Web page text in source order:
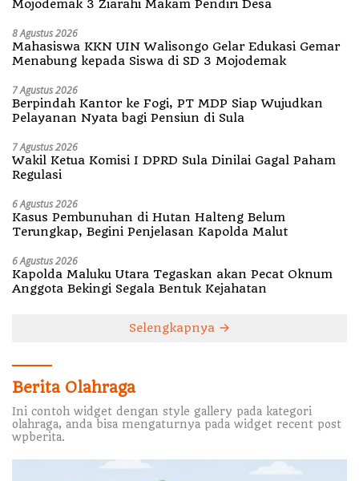
Mojodemak 3 Ziarahi Makam Pendiri Desa
8 Agustus 2026
Mahasiswa KKN UIN Walisongo Gelar Edukasi Gemar
Menabung kepada Siswa di SD 3 Mojodemak
7 Agustus 2026
Berpindah Kantor ke Fogi, PT MDP Siap Wujudkan
Pelayanan Nyata bagi Pensiun di Sula
7 Agustus 2026
Wakil Ketua Komisi I DPRD Sula Dinilai Gagal Paham
Regulasi
6 Agustus 2026
Kasus Pembunuhan di Hutan Halteng Belum
Terungkap, Begini Penjelasan Kapolda Malut
6 Agustus 2026
Kapolda Maluku Utara Tegaskan akan Pecat Oknum
Anggota Bekingi Segala Bentuk Kejahatan
Selengkapnya
Berita Olahraga
Ini contoh widget dengan style gallery pada kategori
olahraga, anda bisa mengaturnya pada widget recent post
wpberita.